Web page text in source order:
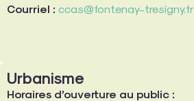
Courriel : ccas@fontenay-tresigny.fr
Urbanisme
Horaires d’ouverture au public :